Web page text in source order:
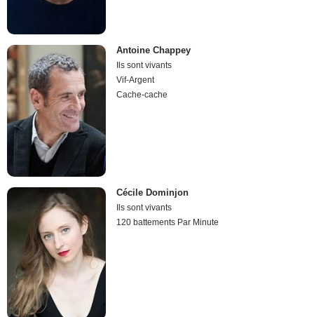
Antoine Chappey
Ils sont vivants
Vif-Argent
Cache-cache
Cécile Dominjon
Ils sont vivants
120 battements Par Minute